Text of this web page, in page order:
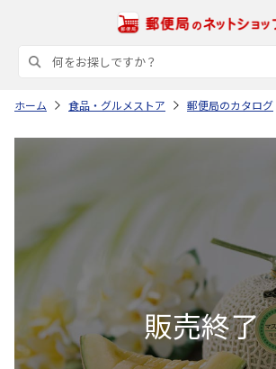
ホーム 食品・グルメストア 郵便局のカタログ